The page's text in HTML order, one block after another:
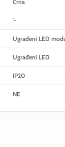
Crna
'-
Ugrađeni LED
Ugrađeni LED
IP20
NE